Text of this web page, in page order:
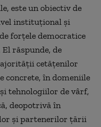
este un obiectiv de
instituţional şi
forţele democratice
răspunde, de
cetăţenilor
concrete, în domeniile
tehnologiilor de vârf,
deopotrivă în
şi partenerilor ţării